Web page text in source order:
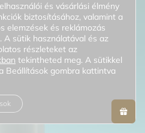
és vásárlási élmény
biztosításához, valamint a
elemzések és reklámozás
A sütik használatával és az
részleteket az
tekintheted meg. A sütikkel
Beállítások gombra kattintva